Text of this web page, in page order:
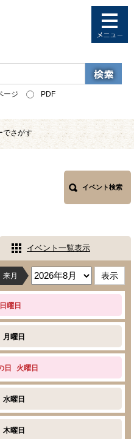
ージ PDF
でさがす
イベント検索
イベント一覧表示
来月
日曜日
月曜日
日 火曜日
水曜日
木曜日